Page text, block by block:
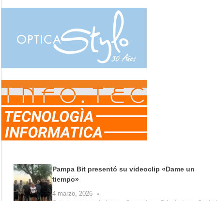
Pampa Bit presentó su videoclip «Dame un
tiempo»
4 marzo, 2026